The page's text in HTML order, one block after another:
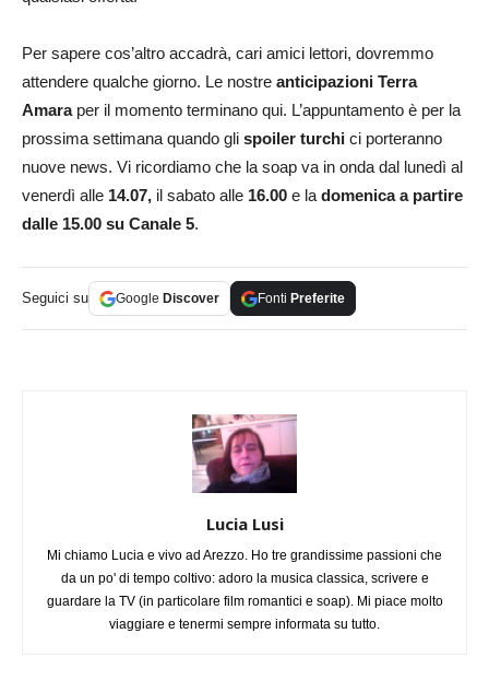
Per sapere cos’altro accadrà, cari amici lettori, dovremmo
attendere qualche giorno. Le nostre anticipazioni Terra
Amaraper il momento terminano qui. L’appuntamento è per la
prossima settimana quando gli spoiler turchi ci porteranno
nuove news. Vi ricordiamo che la soap va in onda dal lunedì al
venerdì alle 14.07, il sabato alle 16.00 e la domenica a partire
dalle 15.00 su Canale 5.
Seguici su Google Discover Fonti Preferite
Lucia Lusi
Mi chiamo Lucia e vivo ad Arezzo. Ho tre grandissime passioni che
da un po' di tempo coltivo: adoro la musica classica, scrivere e
guardare la TV (in particolare film romantici e soap). Mi piace molto
viaggiare e tenermi sempre informata su tutto.